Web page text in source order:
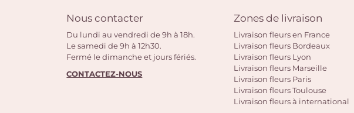
Nous contacter
Du lundi au vendredi de 9h à 18h.
Le samedi de 9h à 12h30.
Fermé le dimanche et jours fériés.
CONTACTEZ-NOUS
Zones de livraison
Livraison fleurs en France
Livraison fleurs Bordeaux
Livraison fleurs Lyon
Livraison fleurs Marseille
Livraison fleurs Paris
Livraison fleurs Toulouse
Livraison fleurs à international